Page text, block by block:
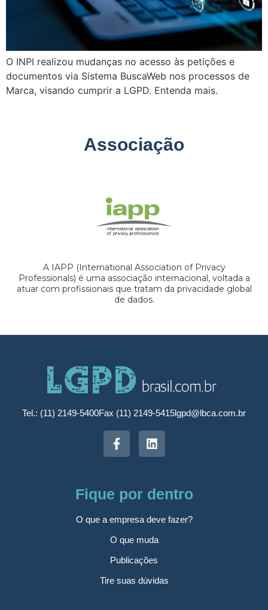
O INPI realizou mudanças no acesso às petições e
documentos via Sistema BuscaWeb nos processos de
Marca, visando cumprir a LGPD. Entenda mais.
Associação
A IAPP (International Association of Privacy
Professionals) é uma associação internacional, voltada a
atuar com profissionais que tratam da privacidade global
de dados.
Tel.: (11) 2149-5400Fax (11) 2149-5415lgpd@lbca.com.br
Fique por dentro
O que a empresa deve fazer?
O que muda
Publicações
Tire suas dúvidas